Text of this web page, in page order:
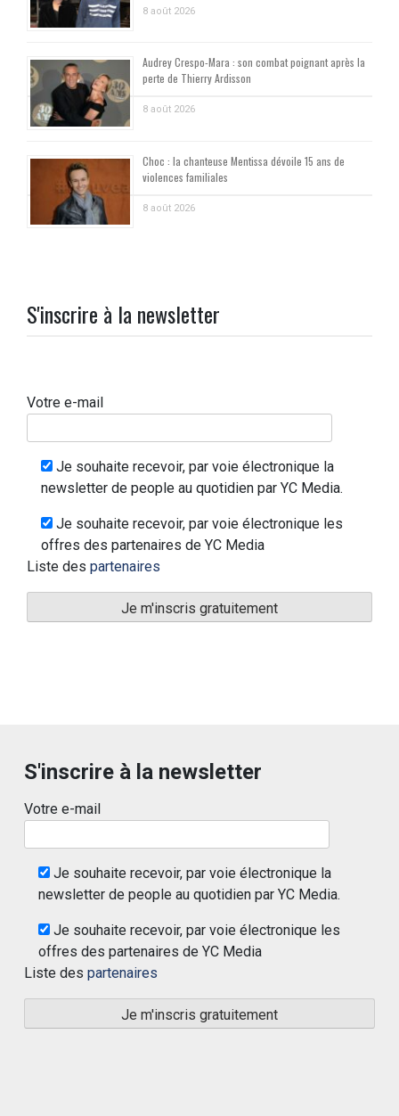
8 août 2026
Audrey Crespo-Mara : son combat poignant après la
perte de Thierry Ardisson
8 août 2026
Choc : la chanteuse Mentissa dévoile 15 ans de
violences familiales
8 août 2026
S'inscrire à la newsletter
Votre e-mail
Je souhaite recevoir, par voie électronique la
newsletter de people au quotidien par YC Media.
Je souhaite recevoir, par voie électronique les
offres des partenaires de YC Media
Liste des partenaires
S'inscrire à la newsletter
Votre e-mail
Je souhaite recevoir, par voie électronique la
newsletter de people au quotidien par YC Media.
Je souhaite recevoir, par voie électronique les
offres des partenaires de YC Media
Liste des partenaires